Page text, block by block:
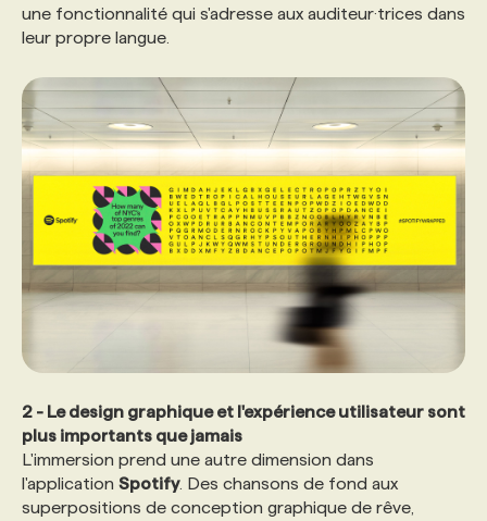
une fonctionnalité qui s'adresse aux auditeur·trices dans
leur propre langue.
2 - Le design graphique et l'expérience utilisateur sont
plus importants que jamais
L'immersion prend une autre dimension dans
l'application Spotify. Des chansons de fond aux
superpositions de conception graphique de rêve,